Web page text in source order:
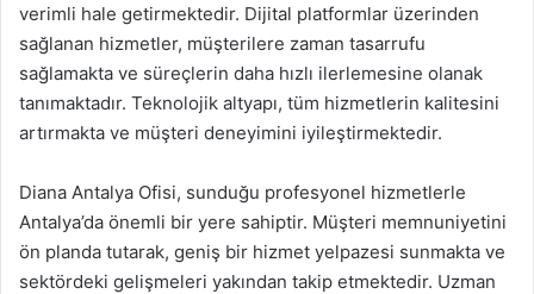
verimli hale getirmektedir. Dijital platformlar üzerinden
sağlanan hizmetler, müşterilere zaman tasarrufu
sağlamakta ve süreçlerin daha hızlı ilerlemesine olanak
tanımaktadır. Teknolojik altyapı, tüm hizmetlerin kalitesini
artırmakta ve müşteri deneyimini iyileştirmektedir.
Diana Antalya Ofisi, sunduğu profesyonel hizmetlerle
Antalya’da önemli bir yere sahiptir. Müşteri memnuniyetini
ön planda tutarak, geniş bir hizmet yelpazesi sunmakta ve
sektördeki gelişmeleri yakından takip etmektedir. Uzman